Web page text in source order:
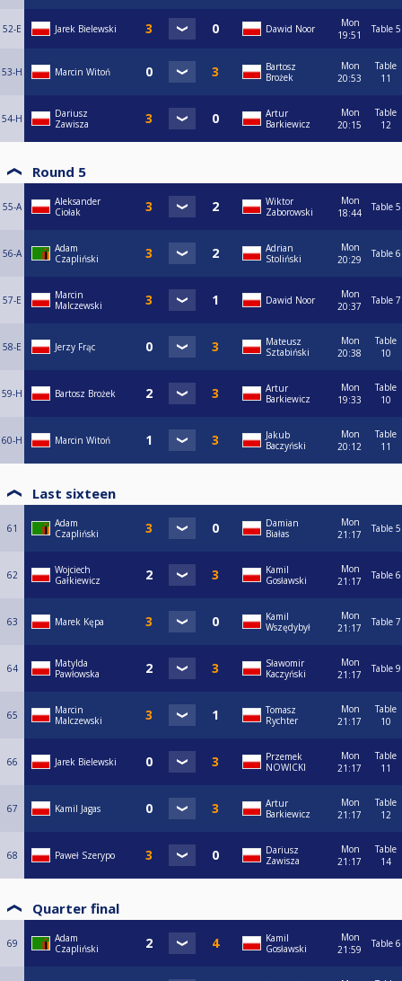
52-E Jarek Bielewski Dawid Noor
Mon
19:51
Table 5
53-H Marcin Witoń
Bartosz
Brożek
Mon
20:53
Table
11
54-H
Dariusz
Zawisza
Artur
Barkiewicz
Mon
20:15
Table
12
Round 5
55-A
Aleksander
Ciołak
Wiktor
Zaborowski
Mon
18:44
Table 5
56-A
Adam
Czapliński
Adrian
Stoliński
Mon
20:29
Table 6
57-E
Marcin
Malczewski
Dawid Noor
Mon
20:37
Table 7
58-E Jerzy Frąc
Mateusz
Sztabiński
Mon
20:38
Table
10
59-H Bartosz Brożek
Artur
Barkiewicz
Mon
19:33
Table
10
60-H Marcin Witoń
Jakub
Baczyński
Mon
20:12
Table
11
Last sixteen
61
Adam
Czapliński
Damian
Białas
Mon
21:17
Table 5
62
Wojciech
Gałkiewicz
Kamil
Gosławski
Mon
21:17
Table 6
63 Marek Kępa
Kamil
Wszędybył
Mon
21:17
Table 7
64
Matylda
Pawłowska
Sławomir
Kaczyński
Mon
21:17
Table 9
65
Marcin
Malczewski
Tomasz
Rychter
Mon
21:17
Table
10
66 Jarek Bielewski
Przemek
NOWICKI
Mon
21:17
Table
11
67 Kamil Jagas
Artur
Barkiewicz
Mon
21:17
Table
12
68 Paweł Szerypo
Dariusz
Zawisza
Mon
21:17
Table
14
Quarter final
69
Adam
Czapliński
Kamil
Gosławski
Mon
21:59
Table 6